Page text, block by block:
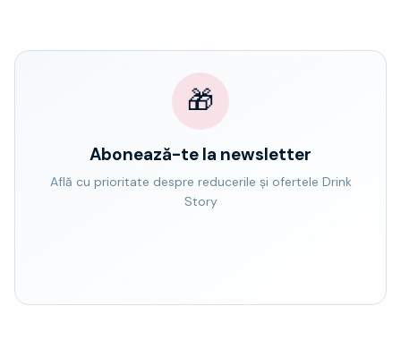
🎁
Abonează-te la newsletter
Află cu prioritate despre reducerile și ofertele Drink
Story